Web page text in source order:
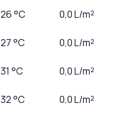
26°C 0,0L/m²
27°C 0,0L/m²
31 °C 0,0L/m²
32°C 0,0L/m²